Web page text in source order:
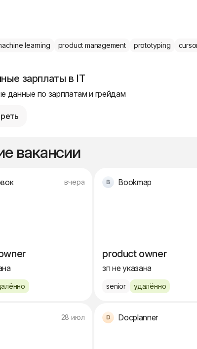
learning product management prototyping
зарплаты в IT
данные по зарплатам и грейдам
вакансии
вчера Bookmap
product owner
зп не указана
senior удалённо
28 июл Docplanner